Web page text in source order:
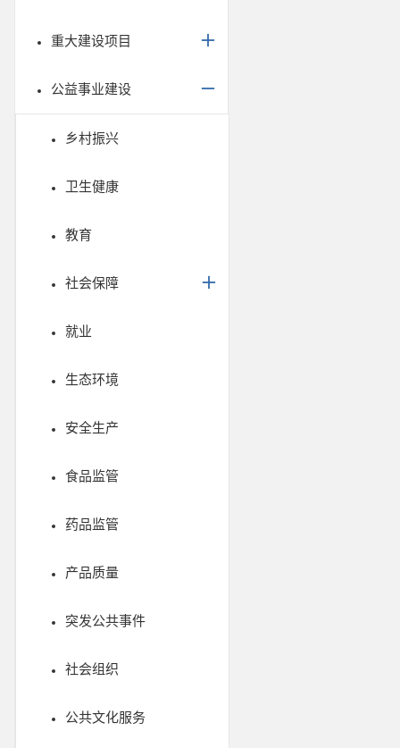
重大建设项目
公益事业建设
乡村振兴
卫生健康
教育
社会保障
就业
生态环境
安全生产
食品监管
药品监管
产品质量
突发公共事件
社会组织
公共文化服务